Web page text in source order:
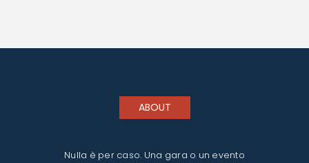
ABOUT
Nulla è per caso. Una gara o un evento